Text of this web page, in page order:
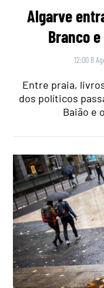
Algarve
Branco
12:00 8
Entre praia,
dos políticos
Baião e